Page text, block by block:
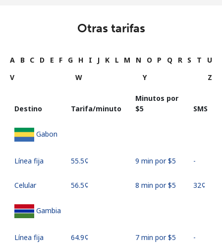
Otras tarifas
A B C D E F G H I J K L M N O P Q R S T
U
V
W Y Z
Destino Tarifa/minuto
Minutos por
⁦$5⁩
SMS
Gabon
Línea fija ⁦55.5¢⁩ 9 min por ⁦$5⁩ -
Celular ⁦56.5¢⁩ 8 min por ⁦$5⁩ ⁦32¢⁩
Gambia
Línea fija ⁦64.9¢⁩ 7 min por ⁦$5⁩ -